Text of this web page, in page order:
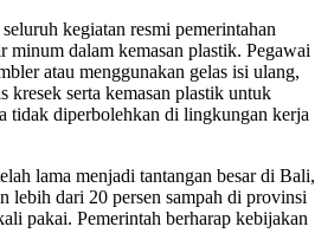
kegiatan resmi pemerintahan
minum dalam kemasan plastik. Pegawai
atau menggunakan gelas isi ulang,
kresek serta kemasan plastik untuk
tidak diperbolehkan di lingkungan kerja
lama menjadi tantangan besar di Bali,
lebih dari 20 persen sampah di provinsi
pakai. Pemerintah berharap kebijakan